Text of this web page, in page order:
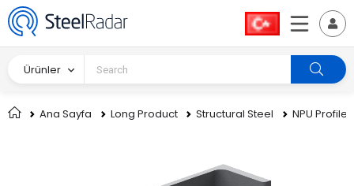
Ürünler
Ana Sayfa Long Product Structural Steel NPU Profile